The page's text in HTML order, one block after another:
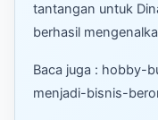
tantangan untuk
berhasil
Baca juga : hobby-
menjadi-bisnis-